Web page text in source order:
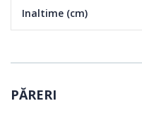
Inaltime (cm)
PĂRERI